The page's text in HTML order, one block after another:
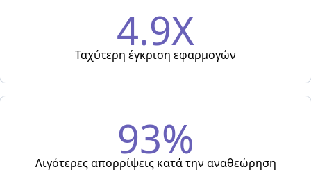
4.9X
Ταχύτερη έγκριση εφαρμογών
93%
Λιγότερες απορρίψεις κατά την αναθεώρηση